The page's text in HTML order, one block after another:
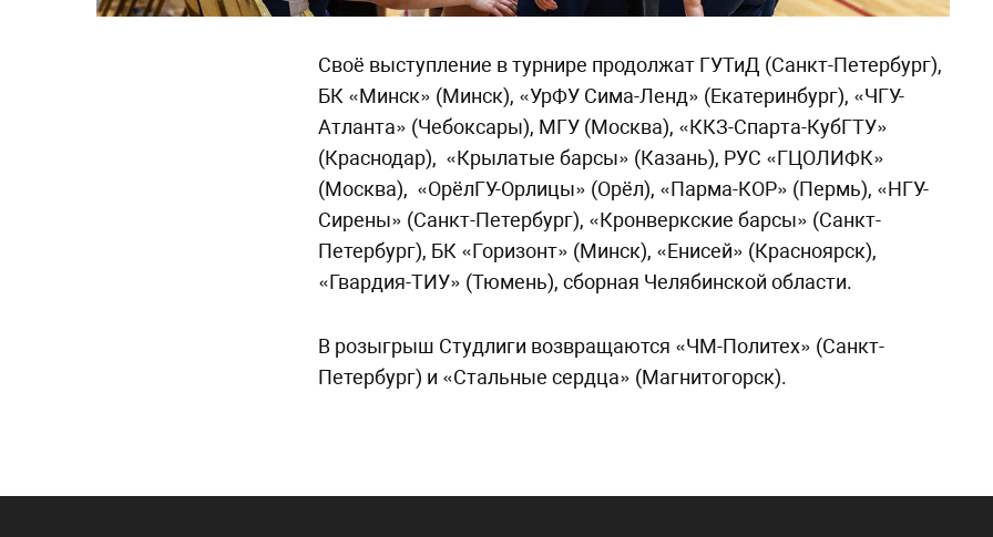
Своё выступление в турнире продолжат ГУТиД (Санкт-Петербург),
БК «Минск» (Минск), «УрФУ Сима-Ленд» (Екатеринбург), «ЧГУ-
Атланта» (Чебоксары), МГУ (Москва), «ККЗ-Спарта-КубГТУ»
(Краснодар), «Крылатые барсы» (Казань), РУС «ГЦОЛИФК»
(Москва), «ОрёлГУ-Орлицы» (Орёл), «Парма-КОР» (Пермь), «НГУ-
Сирены» (Санкт-Петербург), «Кронверкские барсы» (Санкт-
Петербург), БК «Горизонт» (Минск), «Енисей» (Красноярск),
«Гвардия-ТИУ» (Тюмень), сборная Челябинской области.
В розыгрыш Студлиги возвращаются «ЧМ-Политех» (Санкт-
Петербург) и «Стальные сердца» (Магнитогорск).